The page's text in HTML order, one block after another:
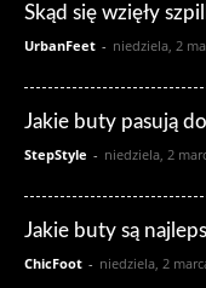
Skąd się wzięły
UrbanFeet - niedziela, 2
Jakie buty pasują
StepStyle - niedziela, 2
Jakie buty są
ChicFoot - niedziela, 2